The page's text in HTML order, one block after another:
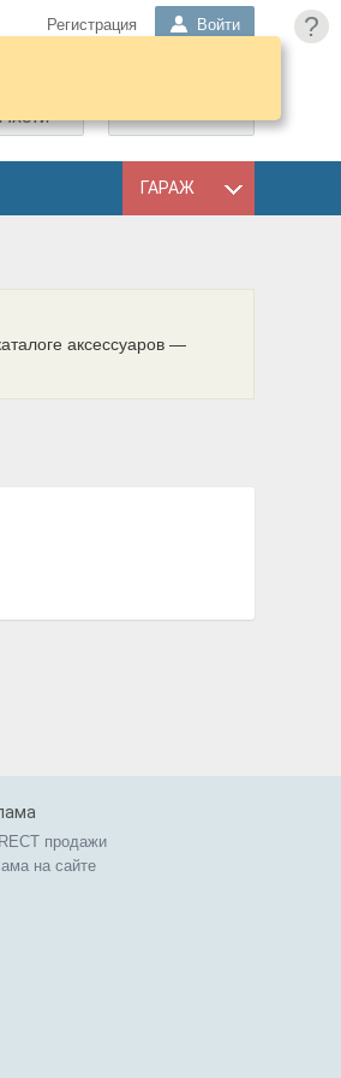
?
Регистрация Войти
ГАРАЖ
аксессуаров —
продажи
на сайте